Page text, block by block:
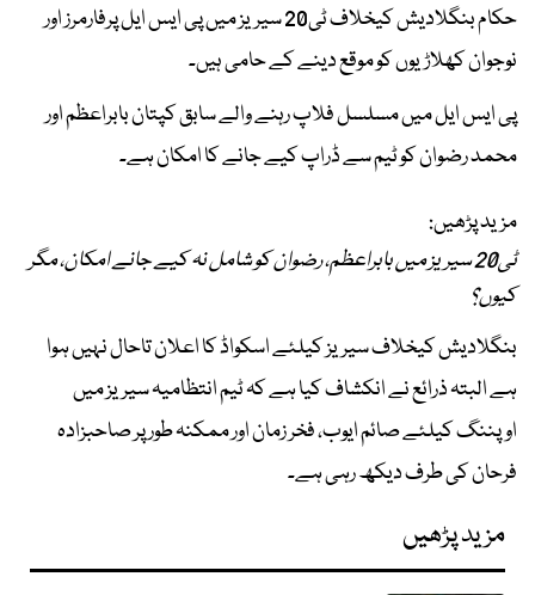
حکام بنگلادیش کیخلاف ٹی20 سیریز میں پی ایس ایل پرفارمرز اور
نوجوان کھلاڑیوں کو موقع دینے کے حامی ہیں۔
پی ایس ایل میں مسلسل فلاپ رہنے والے سابق کپتان بابراعظم اور
محمد رضوان کو ٹیم سے ڈراپ کیے جانے کا امکان ہے۔
مزید پڑھیں:
ٹی20 سیریز میں بابراعظم، رضوان کو شامل نہ کیے جانے امکان، مگر
کیوں؟
بنگلادیش کیخلاف سیریز کیلئے اسکواڈ کا اعلان تاحال نہیں ہوا
ہے البتہ ذرائع نے انکشاف کیا ہے کہ ٹیم انتظامیہ سیریز میں
اوپننگ کیلئے صائم ایوب، فخر زمان اور ممکنہ طور پر صاحبزادہ
فرحان کی طرف دیکھ رہی ہے۔
مزید پڑھیں